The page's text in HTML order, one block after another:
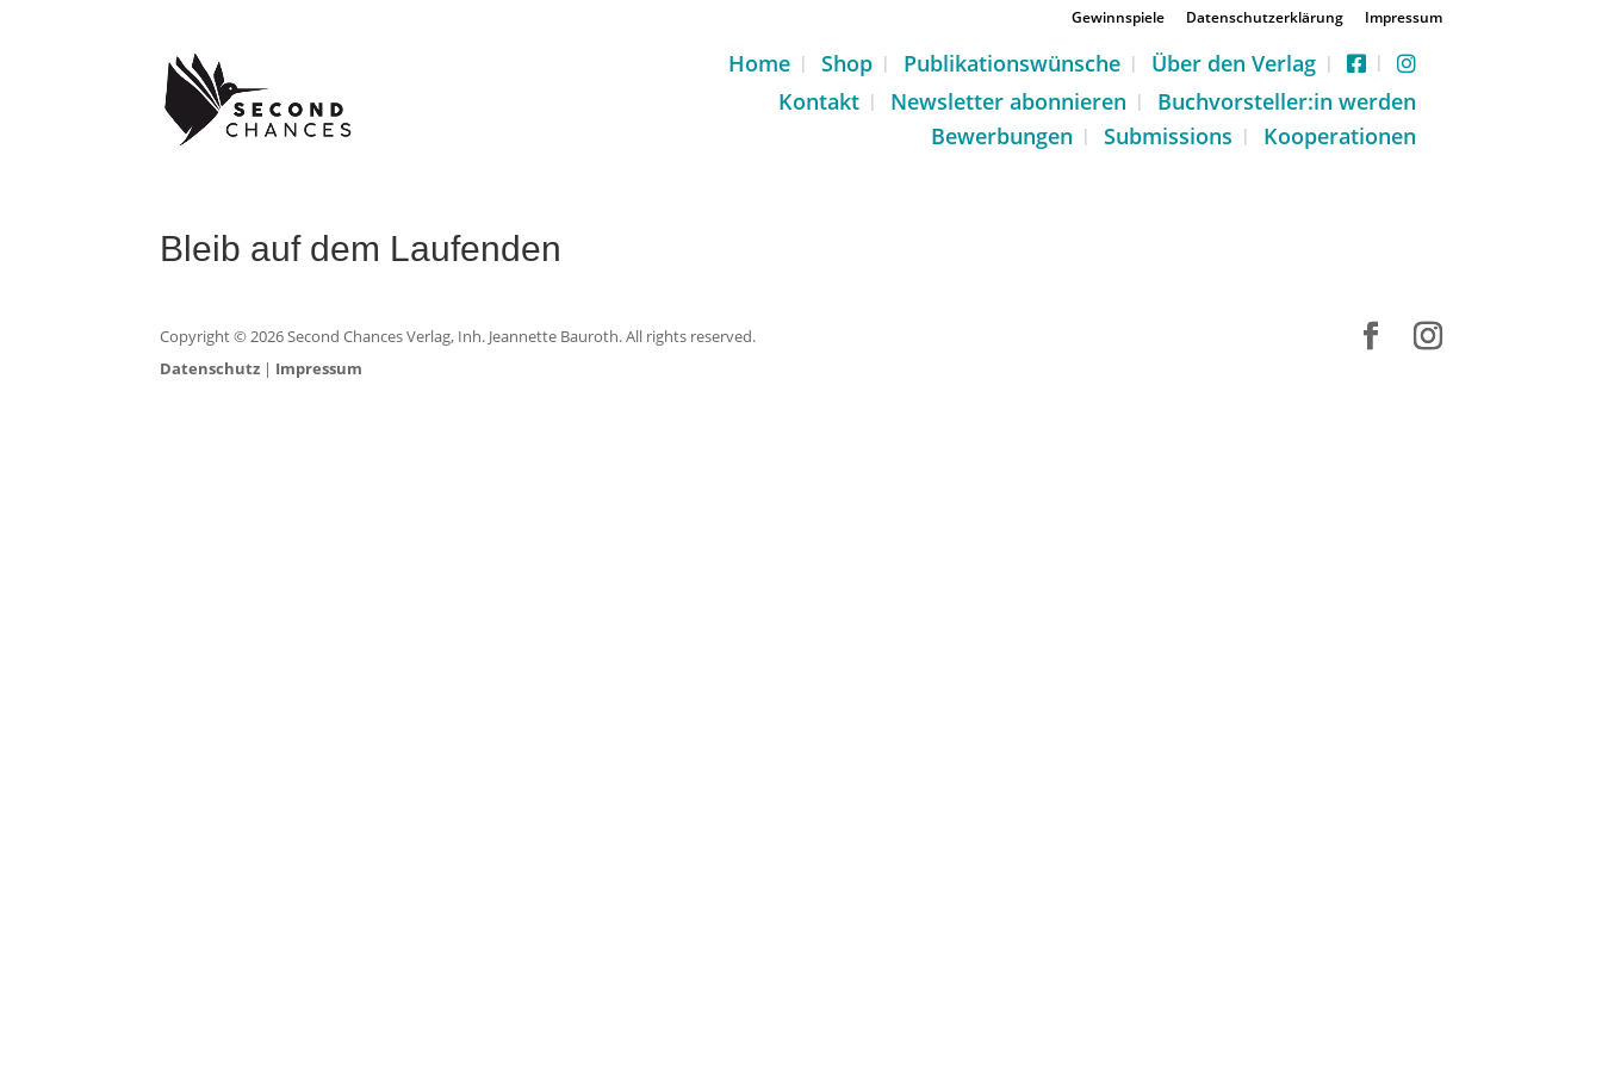
Gewinnspiele Datenschutzerklärung Impressum
Home Shop Publikationswünsche
Über den Verlag
Kontakt
Newsletter abonnieren
Buchvorsteller:in werden
Bewerbungen
Submissions Kooperationen
Bleib auf dem Laufenden
Copyright ©2026Second Chances Verlag, Inh. Jeannette Bauroth. All rights reserved.
Datenschutz | Impressum